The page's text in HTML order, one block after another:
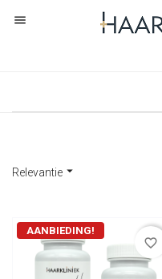

Relevantie 
AANBIEDING!
favorite_border